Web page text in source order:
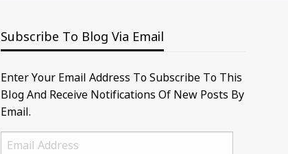
Subscribe To Blog Via Email
Enter Your Email Address To Subscribe To This
Blog And Receive Notifications Of New Posts By
Email.
Email